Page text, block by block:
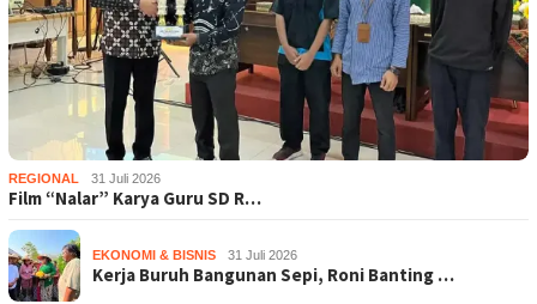
REGIONAL 31 Juli 2026
Film “Nalar” Karya Guru SD R…
EKONOMI & BISNIS 31 Juli 2026
Kerja Buruh Bangunan Sepi, Roni Banting …